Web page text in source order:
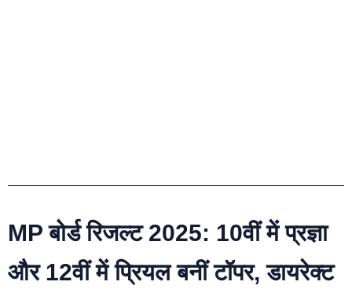
MP बोर्ड रिजल्ट 2025: 10वीं में प्रज्ञा
और 12वीं में प्रियल बनीं टॉपर, डायरेक्ट